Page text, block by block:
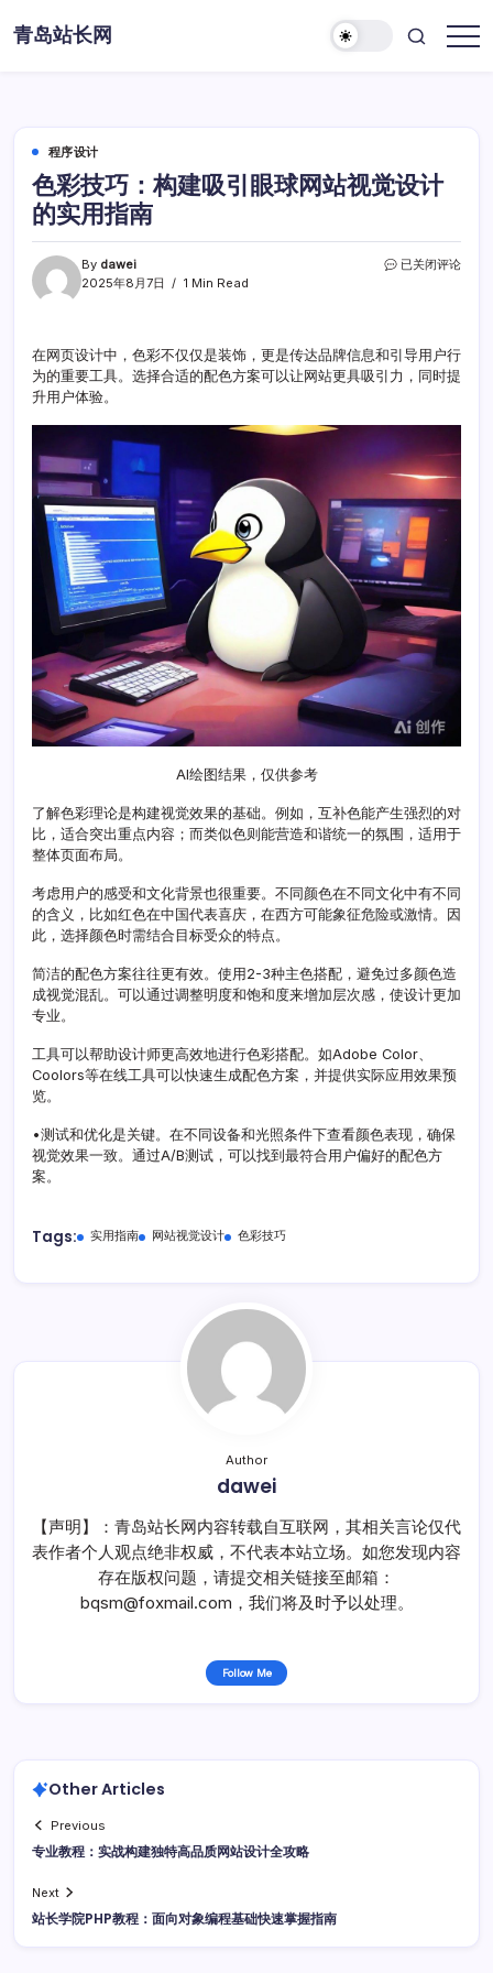
to青岛站长网
程序设计
色彩技巧：构建吸引眼球网站视觉设计
的实用指南
By dawei
2025年8月7日
1 Min Read
色
建
吸
站
觉
设
计
的
实
用
指
南
已关闭评论
在网页设计中，色彩不仅仅是装饰，更是传达品牌信息和引导用户行
为的重要工具。选择合适的配色方案可以让网站更具吸引力，同时提
升用户体验。
AI绘图结果，仅供参考
了解色彩理论是构建视觉效果的基础。例如，互补色能产生强烈的对
比，适合突出重点内容；而类似色则能营造和谐统一的氛围，适用于
整体页面布局。
考虑用户的感受和文化背景也很重要。不同颜色在不同文化中有不同
的含义，比如红色在中国代表喜庆，在西方可能象征危险或激情。因
此，选择颜色时需结合目标受众的特点。
简洁的配色方案往往更有效。使用2-3种主色搭配，避免过多颜色造
成视觉混乱。可以通过调整明度和饱和度来增加层次感，使设计更加
专业。
工具可以帮助设计师更高效地进行色彩搭配。如Adobe Color、
Coolors等在线工具可以快速生成配色方案，并提供实际应用效果预
览。
•测试和优化是关键。在不同设备和光照条件下查看颜色表现，确保
视觉效果一致。通过A/B测试，可以找到最符合用户偏好的配色方
案。
Tags: 实用指南 网站视觉设计 色彩技巧
Author
dawei
【声明】：青岛站长网内容转载自互联网，其相关言论仅代
表作者个人观点绝非权威，不代表本站立场。如您发现内容
存在版权问题，请提交相关链接至邮箱：
bqsm@foxmail.com，我们将及时予以处理。
Follow Me
Other Articles
Previous
专业教程：实战构建独特高品质网站设计全攻略
Next
站长学院PHP教程：面向对象编程基础快速掌握指南